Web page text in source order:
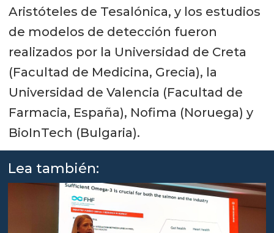
desarrollados por Nofima y
MarinFeed. Los investigadores
también desarrollaron harina de
tunicado* para su uso en la
alimentación del salmón.
*Tunicado: animal marino, cuyo
nombre proviene de la túnica que
rodea su cuerpo que le da
protección del exterior, pero también
flexibilidad. Está hecha de un
polisacárido similar a la celulosa.
Aristóteles de Tesalónica, y los estudios
de modelos de detección fueron
realizados por la Universidad de Creta
(Facultad de Medicina, Grecia), la
Universidad de Valencia (Facultad de
Farmacia, España), Nofima (Noruega) y
BioInTech (Bulgaria).
Lea también: